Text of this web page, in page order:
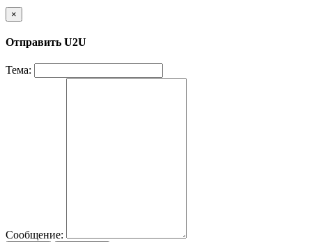
×
Отправить U2U
Тема:
Сообщение: